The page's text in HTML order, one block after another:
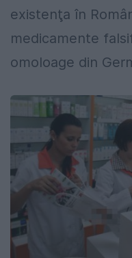
existenţa în
medicamente
omoloage din